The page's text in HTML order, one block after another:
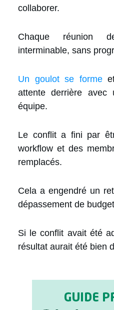
collaborer.
Chaque réunion
interminable, sans
Un goulot se formeet
attente derrière avec
équipe.
Le conflit a fini par
workflow et des
remplacés.
Cela a engendré un
dépassement de
Si le conflit avait été
résultat aurait été bien